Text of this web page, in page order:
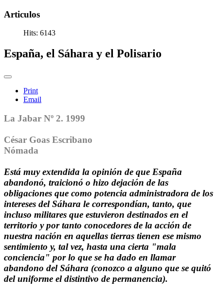
Articulos
Hits: 6143
España, el Sáhara y el Polisario
Print
Email
La Jabar Nº 2. 1999
César Goas Escribano
Nómada
Está muy extendida la opinión de que España
abandonó, traicionó o hizo dejación de las
obligaciones que como potencia administradora de los
intereses del Sáhara le correspondían, tanto, que
incluso militares que estuvieron destinados en el
territorio y por tanto conocedores de la acción de
nuestra nación en aquellas tierras tienen ese mismo
sentimiento y, tal vez, hasta una cierta "mala
conciencia" por lo que se ha dado en llamar
abandono del Sáhara (conozco a alguno que se quitó
del uniforme el distintivo de permanencia).